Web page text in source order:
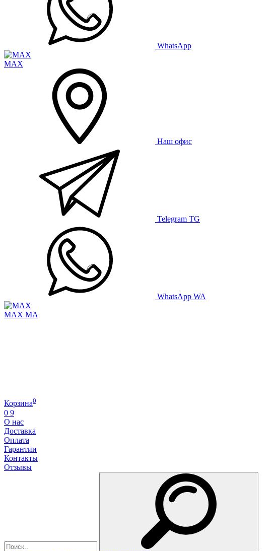
WhatsApp
MAX
Наш офис
Telegram TG
WhatsApp WA
MAX MA
Корзина0
0 9
О нас
Доставка
Оплата
Гарантии
Контакты
Отзывы